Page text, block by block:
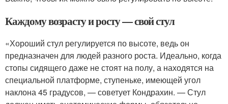
Каждому возрасту и росту — свой стул
«Хороший стул регулируется по высоте, ведь он
предназначен для людей разного роста. Идеально, когда
стопы сидящего даже не стоят на полу, а находятся на
специальной платформе, ступеньке, имеющей угол
наклона 45 градусов, — советует Кондрахин. — Стул